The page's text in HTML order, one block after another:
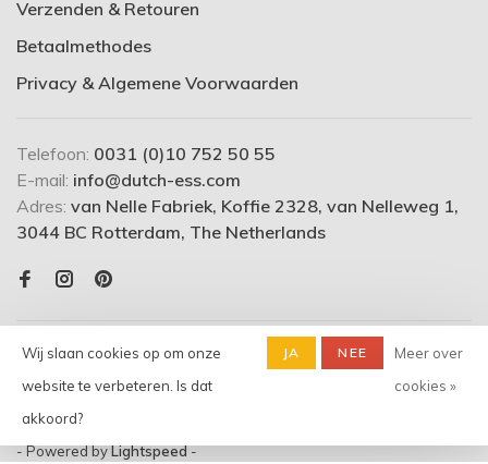
Verzenden & Retouren
Betaalmethodes
Privacy & Algemene Voorwaarden
Telefoon: 0031 (0)10 752 50 55
E-mail: info@dutch-ess.com
Adres: van Nelle Fabriek, Koffie 2328, van Nelleweg 1,
3044 BC Rotterdam, The Netherlands
- Powered byLightspeed-
Wij slaan cookies op om onze
website te verbeteren. Is dat
akkoord?
JA NEE
Meer over
cookies »